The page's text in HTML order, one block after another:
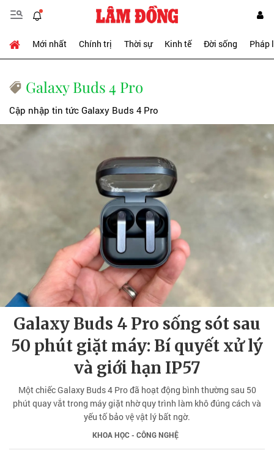
Mới nhất Chính trị Thời sự Kinh tế Đời sống Pháp
Galaxy Buds 4 Pro
Cập nhập tin tức Galaxy Buds 4 Pro
Galaxy Buds 4 Pro sống sót sau
50 phút giặt máy: Bí quyết xử lý
và giới hạn IP57
Một chiếc Galaxy Buds 4 Pro đã hoạt động bình thường sau 50
phút quay vắt trong máy giặt nhờ quy trình làm khô đúng cách và
yếu tố bảo vệ vật lý bất ngờ.
KHOA HỌC - CÔNG NGHỆ